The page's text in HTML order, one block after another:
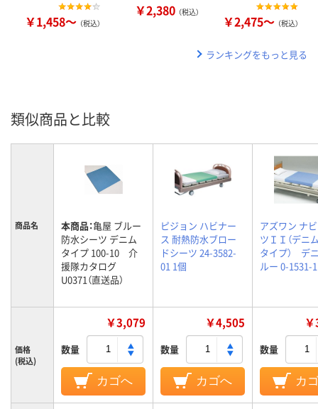
￥1,458～ （税込）
￥2,380 （税込）
￥2,475～ （税込）
ランキングをもっと見る
類似商品と比較
商品名 本商品：亀屋 ブルー
防水シーツ デニム
タイプ 100-10 介
援隊カタログ
U0371（直送品）
ピジョン ハビナー
ス 耐熱防水ブロー
ドシーツ 24-3582-
01 1個
アズワン ナ
ツＩＩ（デニ
タイプ） デ
ルー 0-1531-
価格
(税込)
￥3,079
数量
カゴへ
￥4,505
数量
カゴへ
数量
カ